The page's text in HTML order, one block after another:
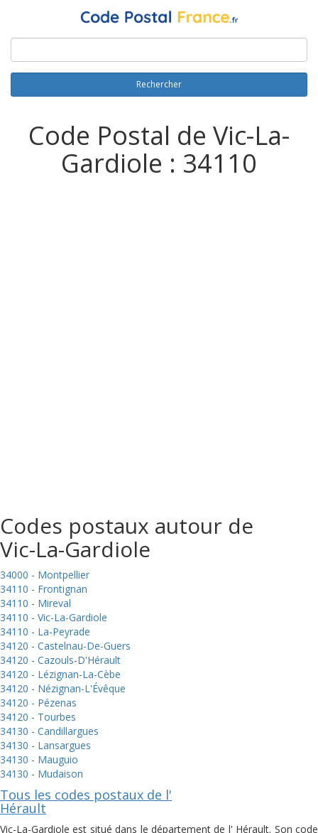
Rechercher
Code Postal de Vic-La-
Gardiole : 34110
Codes postaux autour de
Vic-La-Gardiole
34000 - Montpellier
34110 - Frontignan
34110 - Mireval
34110 - Vic-La-Gardiole
34110 - La-Peyrade
34120 - Castelnau-De-Guers
34120 - Cazouls-D'Hérault
34120 - Lézignan-La-Cèbe
34120 - Nézignan-L'Évêque
34120 - Pézenas
34120 - Tourbes
34130 - Candillargues
34130 - Lansargues
34130 - Mauguio
34130 - Mudaison
Tous les codes postaux de l'
Hérault
Vic-La-Gardiole est situé dans le département de l' Hérault. Son code